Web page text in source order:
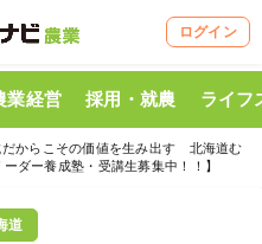
ログイン
業経営 採用・就農 ライフ
だからこその価値を生み出す 北海道む
ダー養成塾・受講生募集中！！】
道